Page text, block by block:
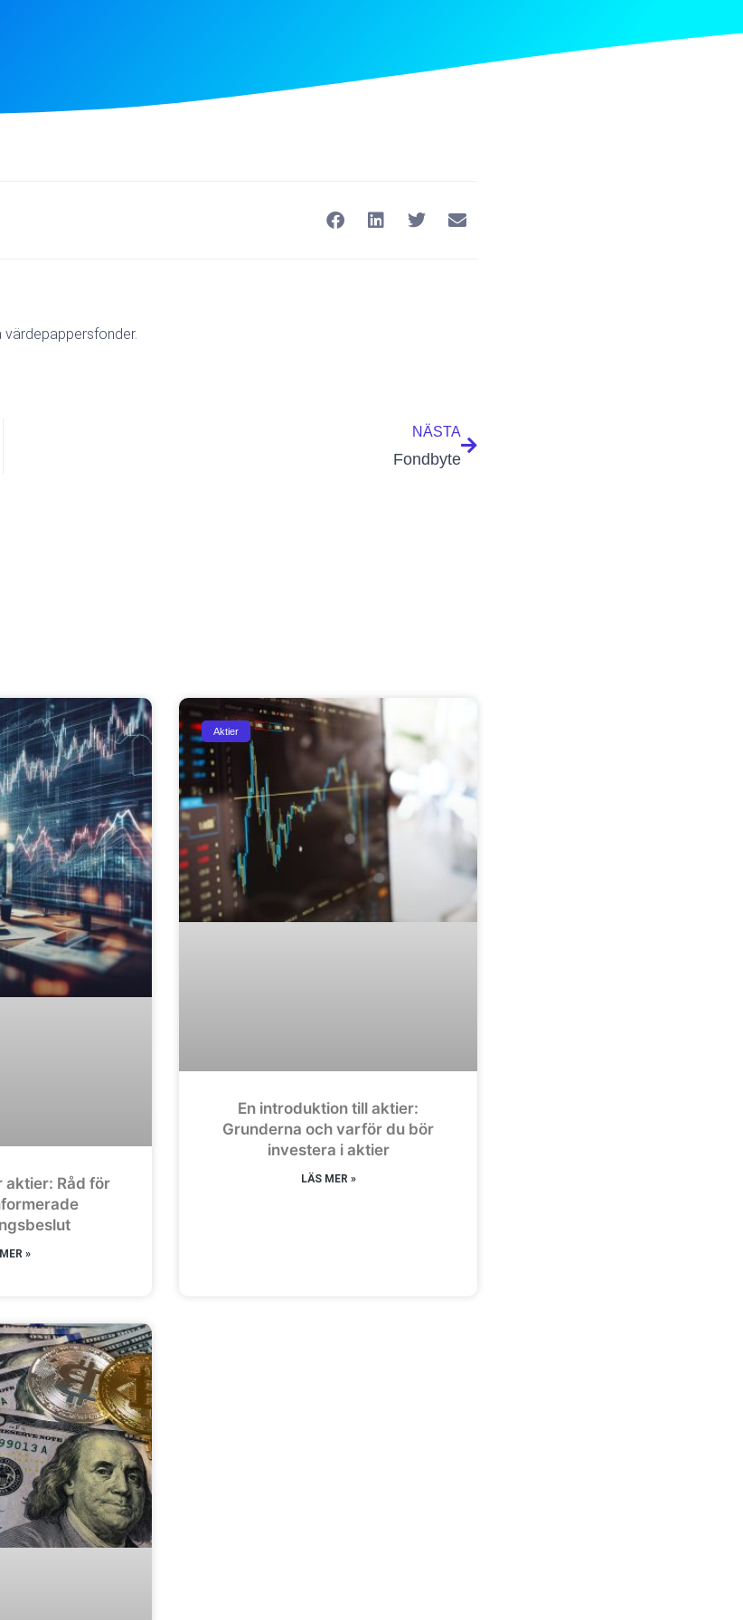
värdepappersfonder.
NÄSTA
Fondbyte
aktier: Råd för
»
Aktier
En introduktion till aktier:
Grunderna och varför du bör
investera i aktier
LÄS MER »